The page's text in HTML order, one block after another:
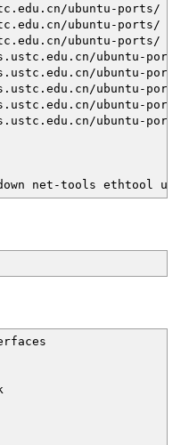
/ubuntu-ports /
/ubuntu-ports /
/ubuntu-ports /
/ubuntu-ports
/ubuntu-ports
/ubuntu-ports
/ubuntu-ports
/ubuntu-ports
net-tools ethtool